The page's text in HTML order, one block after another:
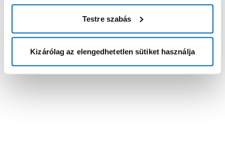
Testre szabás
Kizárólag az elengedhetetlen sütiket használja